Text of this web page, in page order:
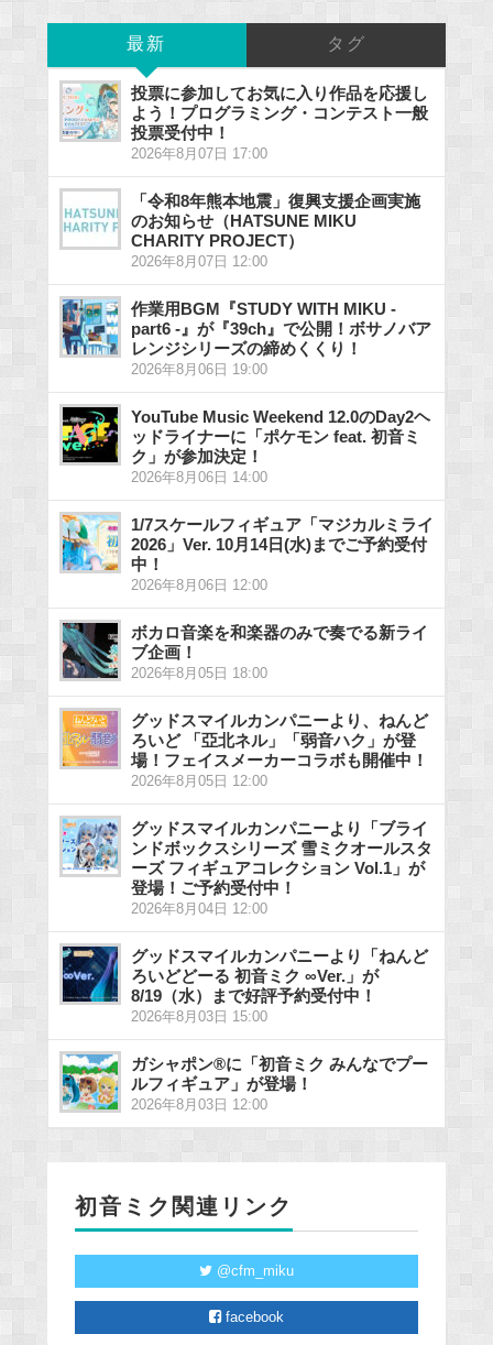
最新 タグ
投票に参加してお気に入り作品を応援し
よう！プログラミング・コンテスト一般
投票受付中！
2026年8月07日 17:00
「令和8年熊本地震」復興支援企画実施
のお知らせ（HATSUNE MIKU
CHARITY PROJECT）
2026年8月07日 12:00
作業用BGM『STUDY WITH MIKU -
part6 -』が『39ch』で公開！ボサノバア
レンジシリーズの締めくくり！
2026年8月06日 19:00
YouTube Music Weekend 12.0のDay2ヘ
ッドライナーに「ポケモン feat. 初音ミ
ク」が参加決定！
2026年8月06日 14:00
1/7スケールフィギュア「マジカルミライ
2026」Ver. 10月14日(水)までご予約受付
中！
2026年8月06日 12:00
ボカロ音楽を和楽器のみで奏でる新ライ
ブ企画！
2026年8月05日 18:00
グッドスマイルカンパニーより、ねんど
ろいど 「亞北ネル」「弱音ハク」が登
場！フェイスメーカーコラボも開催中！
2026年8月05日 12:00
グッドスマイルカンパニーより「ブライ
ンドボックスシリーズ 雪ミクオールスタ
ーズ フィギュアコレクション Vol.1」が
登場！ご予約受付中！
2026年8月04日 12:00
グッドスマイルカンパニーより「ねんど
ろいどどーる 初音ミク ∞Ver.」が
8/19（水）まで好評予約受付中！
2026年8月03日 15:00
ガシャポン®に「初音ミク みんなでプー
ルフィギュア」が登場！
2026年8月03日 12:00
初音ミク関連リンク
@cfm_miku
facebook